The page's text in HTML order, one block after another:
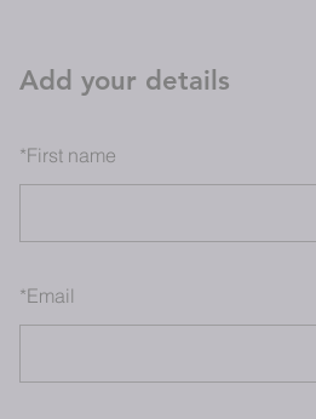
Add your details
*First name
*Email